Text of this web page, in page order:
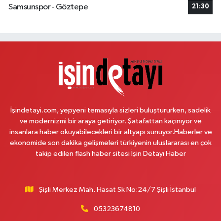
Lotuslar Binası
Yol Tarifi Al
Çemberlitaş Eczanesi
Binbirdirek Mahallesi Peykane Caddesi 25 A
0 (212) 590 90 09 Yol Tarifi Al
Naciye Eczanesi
Esentepe Mahallesi 2388. Sokak 8 A 38 NOLU ASM YANI - ESENTEPE
MERKEZ CAMİNİN ORDAKİ GÜVEN KASABIN KARŞI SOKAĞINDA
Mehmet Nesih Özmen Mahallesi Zeki Sokak No:28 A MEVLANA FIRININ
Samsunspor - Göztepe
21:30
İşindetayi.com, yepyeni temasıyla sizleri buluştururken, sadelik
ve modernizmi bir araya getiriyor. Şatafattan kaçınıyor ve
insanlara haber okuyabilecekleri bir altyapı sunuyor.Haberler ve
ekonomide son dakika gelişmeleri türkiyenin uluslararası en çok
takip edilen flash haber sitesi İşin Detayı Haber
Şişli Merkez Mah. Hasat Sk No:24/7 Şişli İstanbul
05323674810